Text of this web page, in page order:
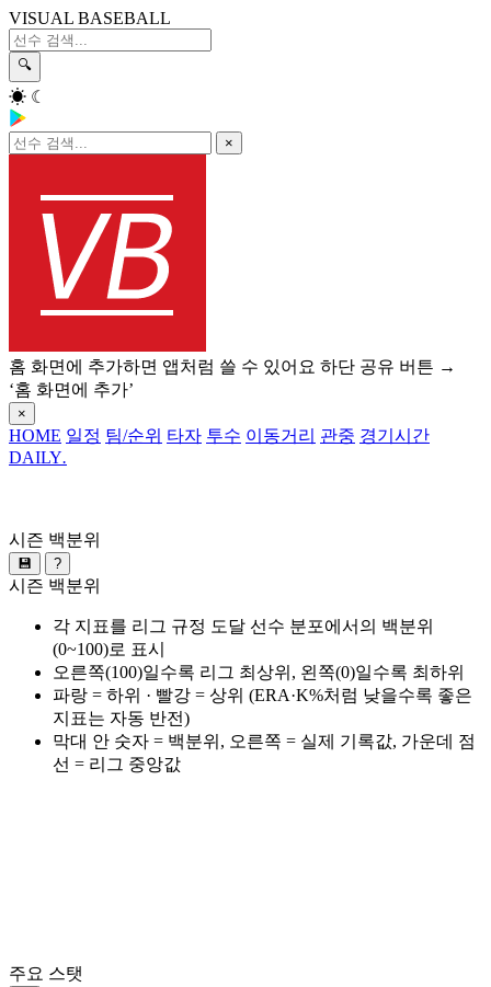
VISUAL BASEBALL
🔍
☀ ☾
×
홈 화면에 추가하면 앱처럼 쓸 수 있어요 하단 공유 버튼 →
‘홈 화면에 추가’
×
HOME 일정 팀/순위 타자 투수 이동거리 관중 경기시간
DAILY.
시즌 백분위
💾 ?
시즌 백분위
각 지표를 리그 규정 도달 선수 분포에서의 백분위
(0~100)로 표시
오른쪽(100)일수록 리그 최상위, 왼쪽(0)일수록 최하위
파랑 = 하위 · 빨강 = 상위 (ERA·K%처럼 낮을수록 좋은
지표는 자동 반전)
막대 안 숫자 = 백분위, 오른쪽 = 실제 기록값, 가운데 점
선 = 리그 중앙값
주요 스탯